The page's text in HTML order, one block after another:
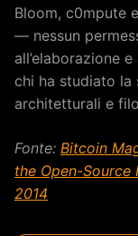
Bloom, c0mpute
— nessun
all’elaborazione
chi ha studiato la
architetturali e
Fonte: Bitcoin
the Open-
2014